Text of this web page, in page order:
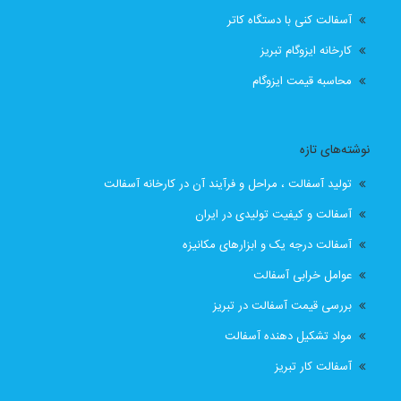
قیمت انواع ایزوگام در تبریز
قیمت ایزوگام آذربام حفاظ
قیمت ایزوگام تبریز
قیمت بهترین ایزوگام
لیست قیمت ایزوگام تبریز
لیست قیمت ایزوگام در تبریز
نصب رایگان
نصب رایگان ایزوگام در تبریز
آسفالت کنی با دستگاه کاتر
کارخانه ایزوگام تبریز
محاسبه قیمت ایزوگام
نوشته‌های تازه
تولید آسفالت ، مراحل و فرآیند آن در کارخانه آسفالت
آسفالت و کیفیت تولیدی در ایران
آسفالت درجه یک و ابزارهای مکانیزه
عوامل خرابی آسفالت
بررسی قیمت آسفالت در تبریز
مواد تشکیل دهنده آسفالت
آسفالت کار تبریز